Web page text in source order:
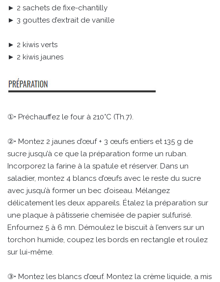
► 2 sachets de fixe-chantilly
► 3 gouttes d’extrait de vanille
► 2 kiwis verts
► 2 kiwis jaunes
①• Préchauffez le four à 210°C (Th.7).
②• Montez 2 jaunes d’œuf + 3 œufs entiers et 135 g de
sucre jusqu’à ce que la préparation forme un ruban.
Incorporez la farine à la spatule et réserver. Dans un
saladier, montez 4 blancs d’œufs avec le reste du sucre
avec jusqu’à former un bec d’oiseau. Mélangez
délicatement les deux appareils. Étalez la préparation sur
une plaque à pâtisserie chemisée de papier sulfurisé.
Enfournez 5 à 6 mn. Démoulez le biscuit à l’envers sur un
torchon humide, coupez les bords en rectangle et roulez
sur lui-même.
③• Montez les blancs d’œuf. Montez la crème liquide, a mis